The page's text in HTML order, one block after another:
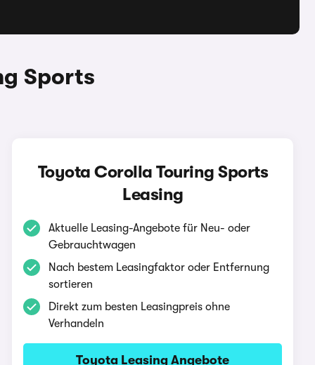
Sports
Toyota Corolla Touring Sports
Leasing
Aktuelle Leasing-Angebote für Neu- oder
Gebrauchtwagen
Nach bestem Leasingfaktor oder Entfernung
sortieren
Direkt zum besten Leasingpreis ohne
Verhandeln
Toyota Leasing Angebote